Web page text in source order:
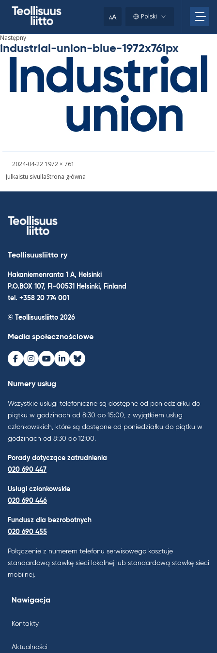
AA Polski
Następny
industrial-union-blue-1972x761px
Kirjoitettu
2024-04-22 Täysikokoinen
1972 × 761
Nawigacja
Julkaistu sivullaStrona główna
Teollisuusliitto ry
Hakaniemenranta 1 A, Helsinki
P.O.BOX 107, FI-00531 Helsinki, Finland
tel. +358 20 774 001
© Teollisuusliitto 2026
Media społecznościowe
Facebook
Instagram
Youtube
LinkedInBluesky
Numery usług
Wszystkie usługi telefoniczne są dostępne od poniedziałku do
piątku w godzinach od 8:30 do 15:00, z wyjątkiem usług
członkowskich, które są dostępne od poniedziałku do piątku w
godzinach od 8:30 do 12:00.
Porady dotyczące zatrudnienia
020 690 447
Usługi członkowskie
020 690 446
Fundusz dla bezrobotnych
020 690 455
Połączenie z numerem telefonu serwisowego kosztuje
standardową stawkę sieci lokalnej lub standardową stawkę sieci
mobilnej.
Nawigacja
Kontakty
Aktualności